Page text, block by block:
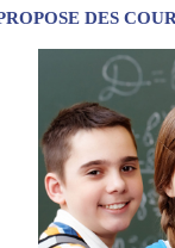
DES